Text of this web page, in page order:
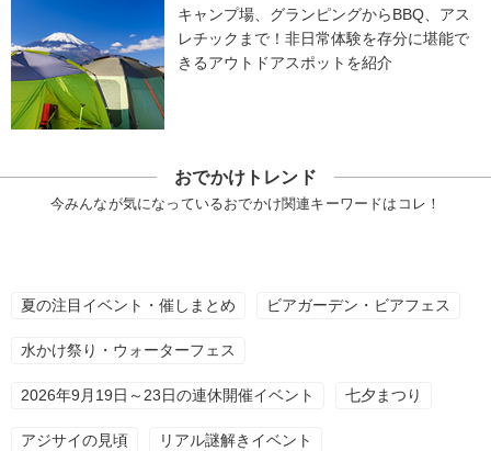
キャンプ場、グランピングからBBQ、アス
レチックまで！非日常体験を存分に堪能で
きるアウトドアスポットを紹介
おでかけトレンド
今みんなが気になっているおでかけ関連キーワードはコレ！
夏の注目イベント・催しまとめ ビアガーデン・ビアフェス
水かけ祭り・ウォーターフェス
2026年9月19日～23日の連休開催イベント 七夕まつり
アジサイの見頃 リアル謎解きイベント